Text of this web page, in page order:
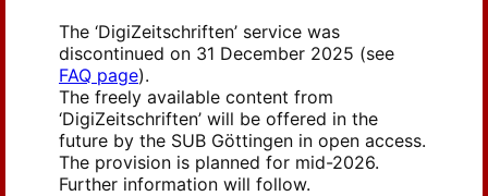
The ‘DigiZeitschriften’ service was
discontinued on 31 December 2025 (see
FAQ page).
The freely available content from
‘DigiZeitschriften’ will be offered in the
future by the SUB Göttingen in open access.
The provision is planned for mid-2026.
Further information will follow.